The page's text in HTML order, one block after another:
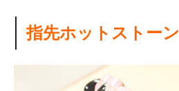
指先ホットストーン